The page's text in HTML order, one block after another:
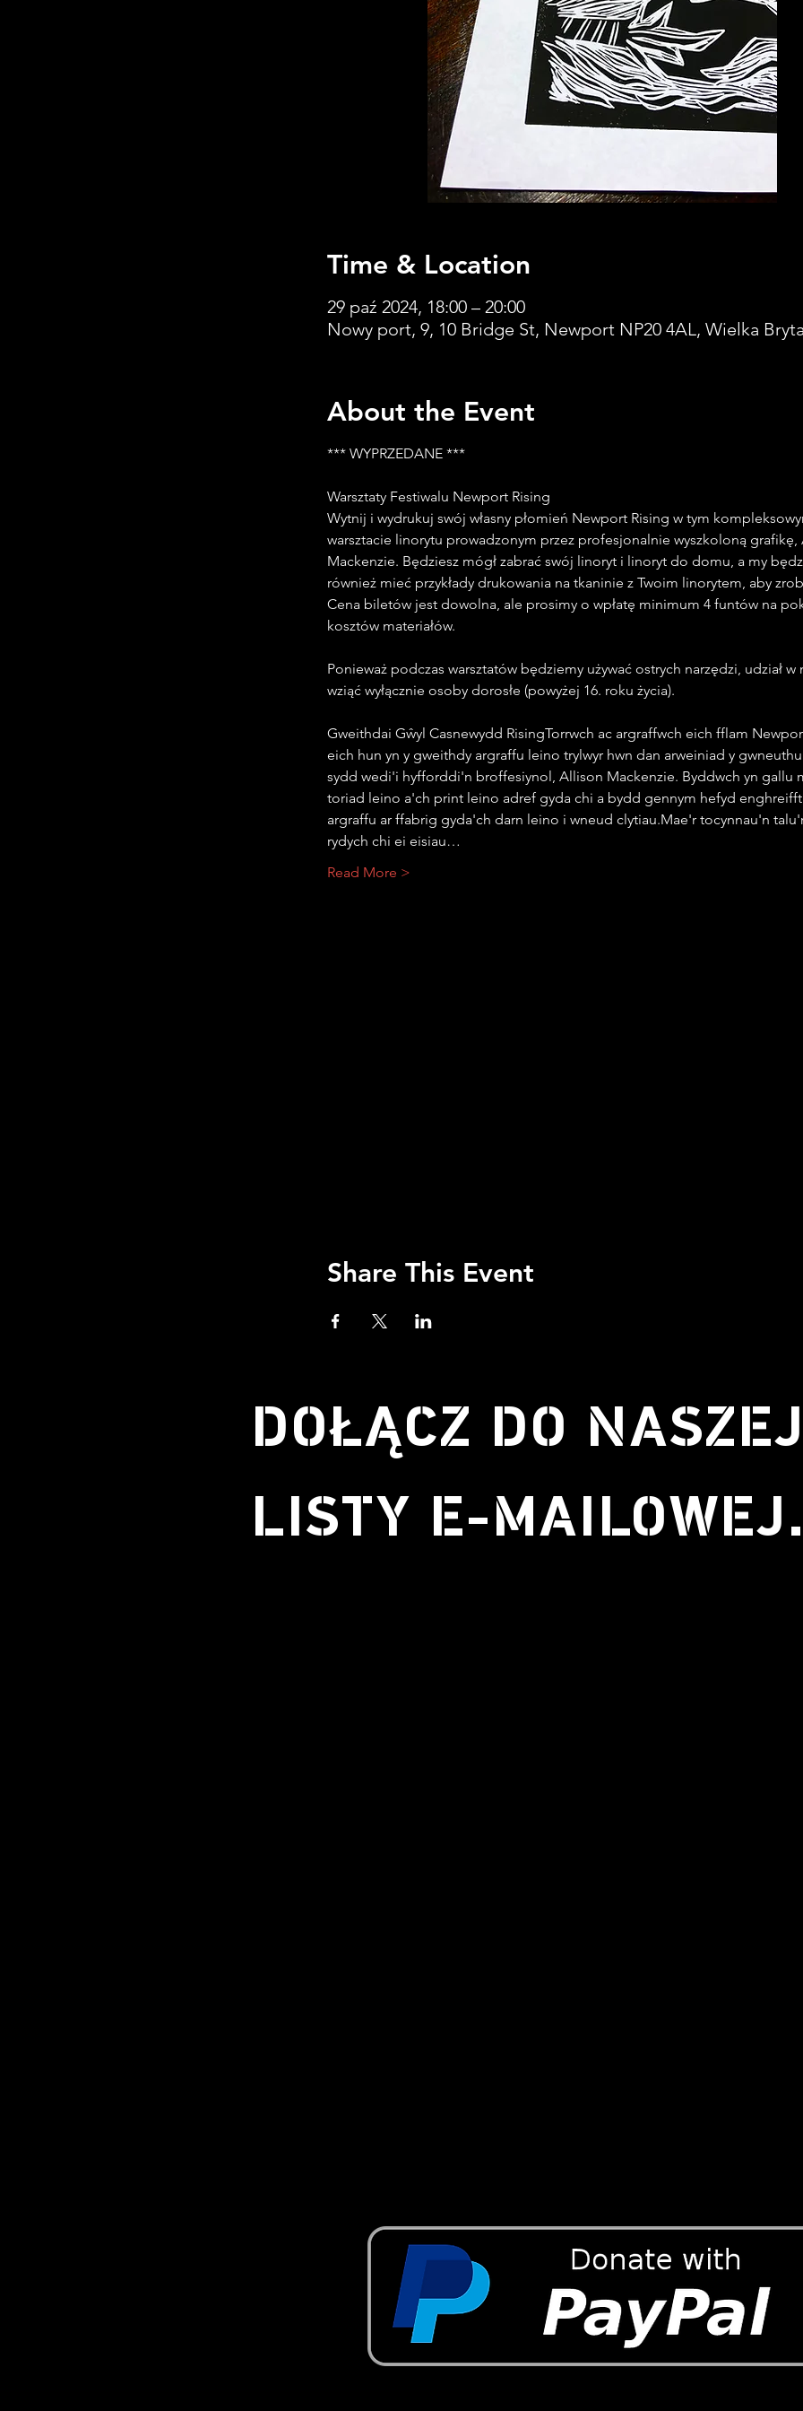
Time & Location
29 paź 2024, 18:00 – 20:00
Nowy port, 9, 10 Bridge St, Newport NP20 4AL, Wielka
About the Event
*** WYPRZEDANE ***
Warsztaty Festiwalu Newport Rising
Wytnij i wydrukuj swój własny płomień Newport Rising w tym
warsztacie linorytu prowadzonym przez profesjonalnie wyszkoloną
Mackenzie. Będziesz mógł zabrać swój linoryt i linoryt do domu, a my
również mieć przykłady drukowania na tkaninie z Twoim linorytem, aby
Cena biletów jest dowolna, ale prosimy o wpłatę minimum 4 funtów na
kosztów materiałów.
Ponieważ podczas warsztatów będziemy używać ostrych narzędzi, udział
wziąć wyłącznie osoby dorosłe (powyżej 16. roku życia).
Gweithdai Gŵyl Casnewydd RisingTorrwch ac argraffwch eich fflam
eich hun yn y gweithdy argraffu leino trylwyr hwn dan arweiniad y
sydd wedi'i hyfforddi'n broffesiynol, Allison Mackenzie. Byddwch yn gallu
toriad leino a'ch print leino adref gyda chi a bydd gennym hefyd
argraffu ar ffabrig gyda'ch darn leino i wneud clytiau.Mae'r tocynnau'n
rydych chi ei eisiau…
Read More >
Share This Event
DOŁĄCZ DO
LISTY E-